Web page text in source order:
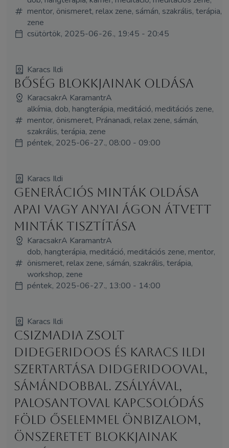
mentor, önismeret, relax zene, sámán, szakrális, terápia,
zene
csütörtök, 2025-06-26., 19:45 - 20:45
Karacs Ildi
Bőség blokkjainak oldása
KaracsakrA KaramantrA
alkímia, dob, hangterápia, meditáció, meditációs zene,
mentor, önismeret, Pránanadi, relax zene, sámán,
szakrális, terápia, zene
péntek, 2025-06-27., 08:00 - 09:00
Karacs Ildi
Generációs minták oldása
apai vagy anyai ágon átvett
minták tisztítása
KaracsakrA KaramantrA
dob, hangterápia, meditáció, meditációs zene, mentor,
önismeret, relax zene, sámán, szakrális, terápia,
workshop, zene
péntek, 2025-06-27., 13:00 - 14:00
Karacs Ildi
Csizmadia Zsolt
Didegeridoos és Karacs Ildi
szertartása didgeridooval,
sámándobbal. zsályával,
palosantoval kapcsolódás
Föld őselemmel önbizalom,
önszeretet blokkjainak